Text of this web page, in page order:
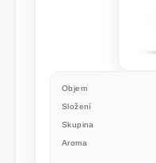
Objem
Složení
Skupina
Aroma